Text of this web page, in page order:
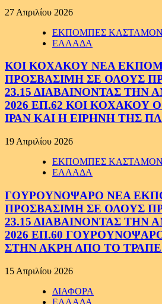
27 Απριλίου 2026
ΕΚΠΟΜΠΕΣ
ΕΛΛΑΔΑ
ΚΟΙ ΚΟΧΑΚΟΥ ΝΕΑ
ΠΡΟΣΒΑΣΙΜΗ ΣΕ ΟΛΟΥΣ
23.15 ΔΙΑΒΑΙΝΟΝΤΑΣ ΤΗΝ
2026 ΕΠ.62 ΚΟΙ ΚΟΧΑΚΟΥ
ΙΡΑΝ ΚΑΙ Η ΕΙΡΗΝΗ ΤΗΣ
19 Απριλίου 2026
ΕΚΠΟΜΠΕΣ
ΕΛΛΑΔΑ
ΓΟΥΡΟΥΝΟΨΑΡΟ ΝΕΑ
ΠΡΟΣΒΑΣΙΜΗ ΣΕ ΟΛΟΥΣ
23.15 ΔΙΑΒΑΙΝΟΝΤΑΣ ΤΗΝ
2026 ΕΠ.60
ΣΤΗΝ ΑΚΡΗ ΑΠΟ ΤΟ
15 Απριλίου 2026
ΔΙΑΦΟΡΑ
ΕΛΛΑΔΑ